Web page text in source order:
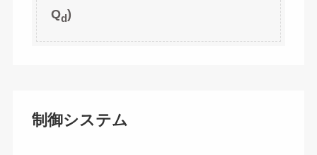
Qd)
制御システム